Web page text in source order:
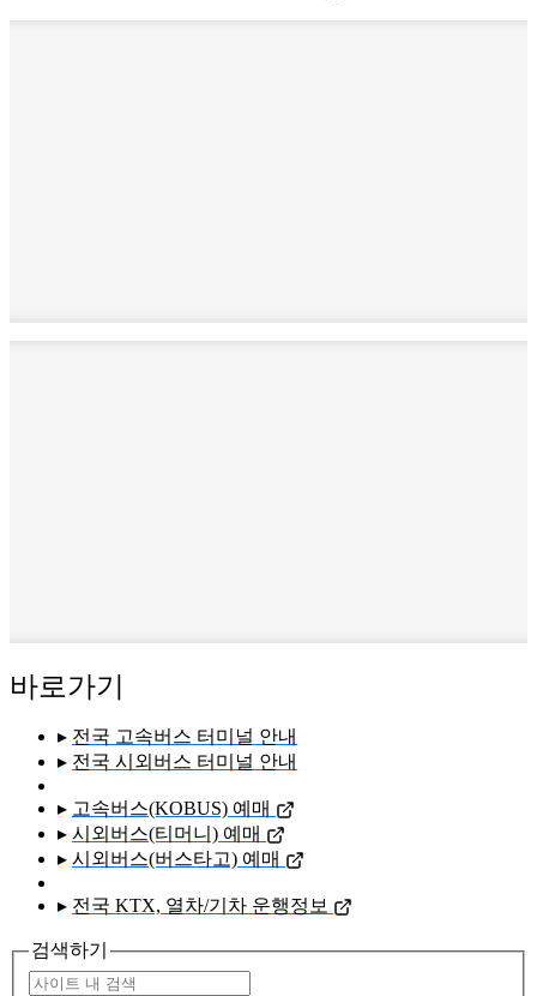
바로가기
▸ 전국 고속버스 터미널 안내
▸ 전국 시외버스 터미널 안내
▸ 고속버스(KOBUS) 예매
▸ 시외버스(티머니) 예매
▸ 시외버스(버스타고) 예매
▸ 전국 KTX, 열차/기차 운행정보
검색하기